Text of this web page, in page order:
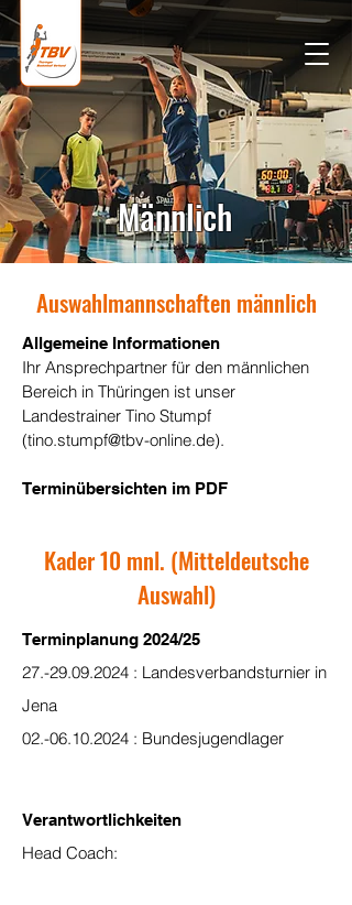
Männlich
Auswahlmannschaften männlich
Allgemeine Informationen
Ihr Ansprechpartner für den männlichen
Bereich in Thüringen ist unser
Landestrainer Tino Stumpf
(tino.stumpf@tbv-online.de).
Terminübersichten im PDF
Kader 10 mnl. (Mitteldeutsche
Auswahl)
Terminplanung 2024/25
27.-29.09.2024 : Landesverbandsturnier in
Jena
02.-06.10.2024 : Bundesjugendlager
Verantwortlichkeiten
Head Coach: